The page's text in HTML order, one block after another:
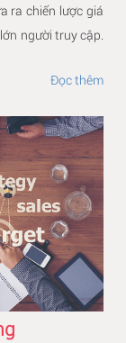
ra chiến lược giá
người truy cập.
Đọc thêm